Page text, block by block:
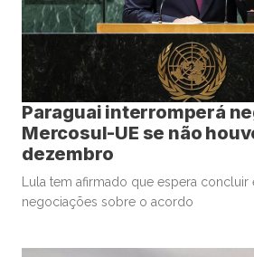
Paraguai interromperá
Mercosul-UE se não
dezembro
Lula tem afirmado que espera concluir
negociações sobre o acordo